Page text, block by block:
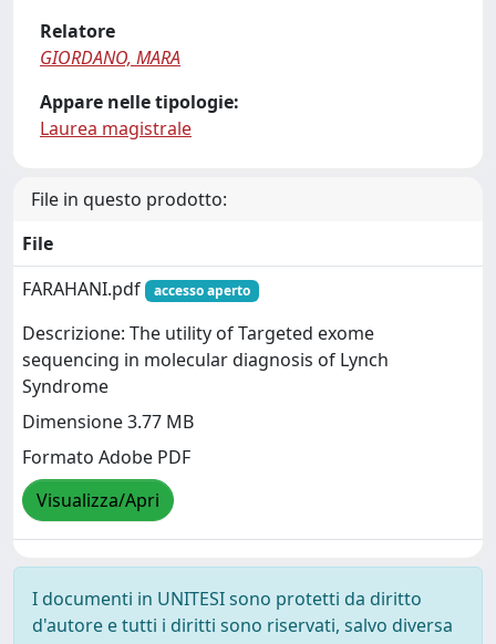
Relatore
GIORDANO, MARA
Appare nelle tipologie:
Laurea magistrale
File in questo prodotto:
File
FARAHANI.pdf
accesso aperto
Descrizione: The utility of Targeted exome
sequencing in molecular diagnosis of Lynch
Syndrome
Dimensione 3.77 MB
Formato Adobe PDF
Visualizza/Apri
I documenti in UNITESI sono protetti da diritto
d'autore e tutti i diritti sono riservati, salvo diversa